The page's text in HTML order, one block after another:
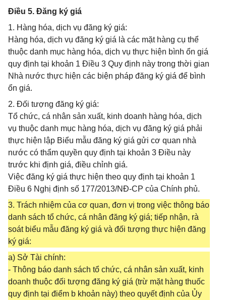
Điều 5. Đăng ký giá
1. Hàng hóa, dịch vụ đăng ký giá:
Hàng hóa, dịch vụ đăng ký giá là các mặt hàng cụ thể
thuộc danh mục hàng hóa, dịch vụ thực hiện bình ổn giá
quy định tại khoản 1 Điều 3 Quy định này trong thời gian
Nhà nước thực hiện các biện pháp đăng ký giá để bình
ổn giá.
2. Đối tượng đăng ký giá:
Tổ chức, cá nhân sản xuất, kinh doanh hàng hóa, dịch
vụ thuộc danh mục hàng hóa, dịch vụ đăng ký giá phải
thực hiện lập Biểu mẫu đăng ký giá gửi cơ quan nhà
nước có thẩm quyền quy định tại khoản 3 Điều này
trước khi định giá, điều chỉnh giá.
Việc đăng ký giá thực hiện theo quy định tại khoản 1
Điều 6 Nghị định số 177/2013/NĐ-CP của Chính phủ.
3. Trách nhiệm của cơ quan, đơn vị trong việc thông báo
danh sách tổ chức, cá nhân đăng ký giá; tiếp nhận, rà
soát biểu mẫu đăng ký giá và đối tượng thực hiện đăng
ký giá:
a) Sở Tài chính:
- Thông báo danh sách tổ chức, cá nhân sản xuất, kinh
doanh thuộc đối tượng đăng ký giá (trừ mặt hàng thuốc
quy định tại điểm b khoản này) theo quyết định của Ủy